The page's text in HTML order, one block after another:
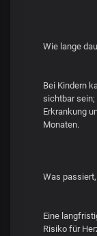
Wie lange
Bei Kindern
sichtbar sein;
Erkrankung
Monaten.
Was
Eine
Risiko für